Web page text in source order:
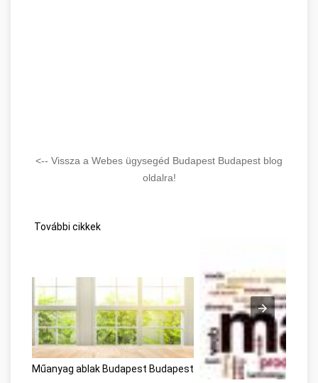
<-- Vissza a Webes ügysegéd Budapest Budapest blog
oldalra!
További cikkek
Műanyag ablak Budapest Budapest